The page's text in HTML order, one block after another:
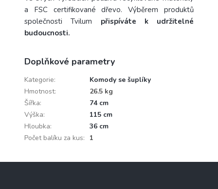
a FSC certifikované dřevo. Výběrem produktů
společnosti Tvilum přispíváte k udržitelné
budoucnosti.
Doplňkové parametry
Kategorie:
Komody se šuplíky
Hmotnost:
26.5 kg
Šířka:
74 cm
Výška:
115 cm
Hloubka:
36 cm
Počet balíku za kus: 1